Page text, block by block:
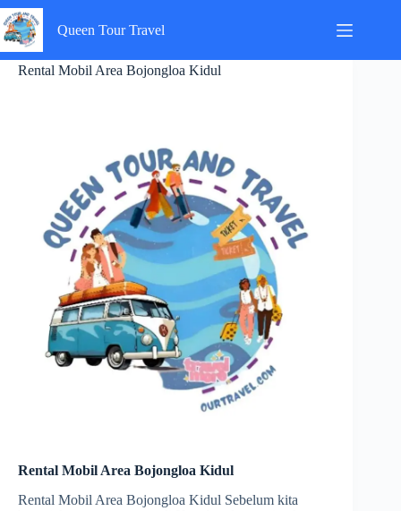
Skip
to
content
Queen Tour Travel
Rental Mobil Area Bojongloa Kidul
Rental Mobil Area Bojongloa Kidul
Rental Mobil Area Bojongloa Kidul Sebelum kita